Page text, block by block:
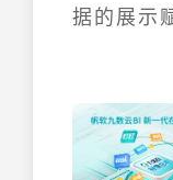
据的展示